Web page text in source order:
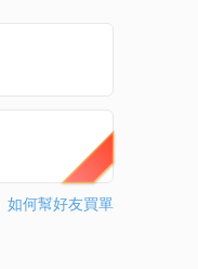
如何幫好友買單